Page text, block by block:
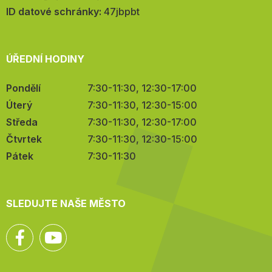
mail:
ID datové schránky: 47jbpbt
ÚŘEDNÍ HODINY
Pondělí
7:30-11:30, 12:30-17:00
Úterý
7:30-11:30, 12:30-15:00
Středa
7:30-11:30, 12:30-17:00
Čtvrtek
7:30-11:30, 12:30-15:00
Pátek
7:30-11:30
SLEDUJTE NAŠE MĚSTO
Facebook